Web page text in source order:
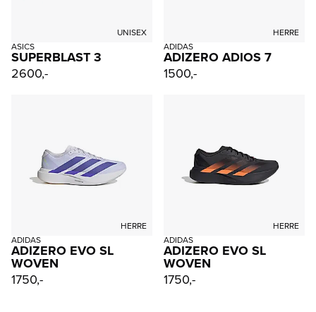
UNISEX
ASICS
SUPERBLAST 3
2600,-
HERRE
ADIDAS
ADIZERO ADIOS 7
1500,-
HERRE
ADIDAS
ADIZERO EVO SL
WOVEN
1750,-
HERRE
ADIDAS
ADIZERO EVO SL
WOVEN
1750,-